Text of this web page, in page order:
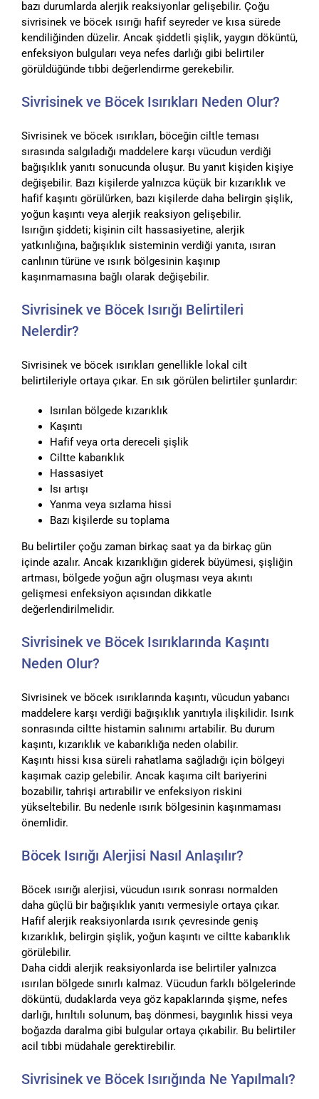
bazı durumlarda alerjik reaksiyonlar gelişebilir. Çoğu
sivrisinek ve böcek ısırığı hafif seyreder ve kısa sürede
kendiliğinden düzelir. Ancak şiddetli şişlik, yaygın döküntü,
enfeksiyon bulguları veya nefes darlığı gibi belirtiler
görüldüğünde tıbbi değerlendirme gerekebilir.
Sivrisinek ve Böcek Isırıkları Neden Olur?
Sivrisinek ve böcek ısırıkları, böceğin ciltle teması
sırasında salgıladığı maddelere karşı vücudun verdiği
bağışıklık yanıtı sonucunda oluşur. Bu yanıt kişiden kişiye
değişebilir. Bazı kişilerde yalnızca küçük bir kızarıklık ve
hafif kaşıntı görülürken, bazı kişilerde daha belirgin şişlik,
yoğun kaşıntı veya alerjik reaksiyon gelişebilir.
Isırığın şiddeti; kişinin cilt hassasiyetine, alerjik
yatkınlığına, bağışıklık sisteminin verdiği yanıta, ısıran
canlının türüne ve ısırık bölgesinin kaşınıp
kaşınmamasına bağlı olarak değişebilir.
Sivrisinek ve Böcek Isırığı Belirtileri
Nelerdir?
Sivrisinek ve böcek ısırıkları genellikle lokal cilt
belirtileriyle ortaya çıkar. En sık görülen belirtiler şunlardır:
Isırılan bölgede kızarıklık
Kaşıntı
Hafif veya orta dereceli şişlik
Ciltte kabarıklık
Hassasiyet
Isı artışı
Yanma veya sızlama hissi
Bazı kişilerde su toplama
Bu belirtiler çoğu zaman birkaç saat ya da birkaç gün
içinde azalır. Ancak kızarıklığın giderek büyümesi, şişliğin
artması, bölgede yoğun ağrı oluşması veya akıntı
gelişmesi enfeksiyon açısından dikkatle
değerlendirilmelidir.
Sivrisinek ve Böcek Isırıklarında Kaşıntı
Neden Olur?
Sivrisinek ve böcek ısırıklarında kaşıntı, vücudun yabancı
maddelere karşı verdiği bağışıklık yanıtıyla ilişkilidir. Isırık
sonrasında ciltte histamin salınımı artabilir. Bu durum
kaşıntı, kızarıklık ve kabarıklığa neden olabilir.
Kaşıntı hissi kısa süreli rahatlama sağladığı için bölgeyi
kaşımak cazip gelebilir. Ancak kaşıma cilt bariyerini
bozabilir, tahrişi artırabilir ve enfeksiyon riskini
yükseltebilir. Bu nedenle ısırık bölgesinin kaşınmaması
önemlidir.
Böcek Isırığı Alerjisi Nasıl Anlaşılır?
Böcek ısırığı alerjisi, vücudun ısırık sonrası normalden
daha güçlü bir bağışıklık yanıtı vermesiyle ortaya çıkar.
Hafif alerjik reaksiyonlarda ısırık çevresinde geniş
kızarıklık, belirgin şişlik, yoğun kaşıntı ve ciltte kabarıklık
görülebilir.
Daha ciddi alerjik reaksiyonlarda ise belirtiler yalnızca
ısırılan bölgede sınırlı kalmaz. Vücudun farklı bölgelerinde
döküntü, dudaklarda veya göz kapaklarında şişme, nefes
darlığı, hırıltılı solunum, baş dönmesi, baygınlık hissi veya
boğazda daralma gibi bulgular ortaya çıkabilir. Bu belirtiler
acil tıbbi müdahale gerektirebilir.
Sivrisinek ve Böcek Isırığında Ne Yapılmalı?